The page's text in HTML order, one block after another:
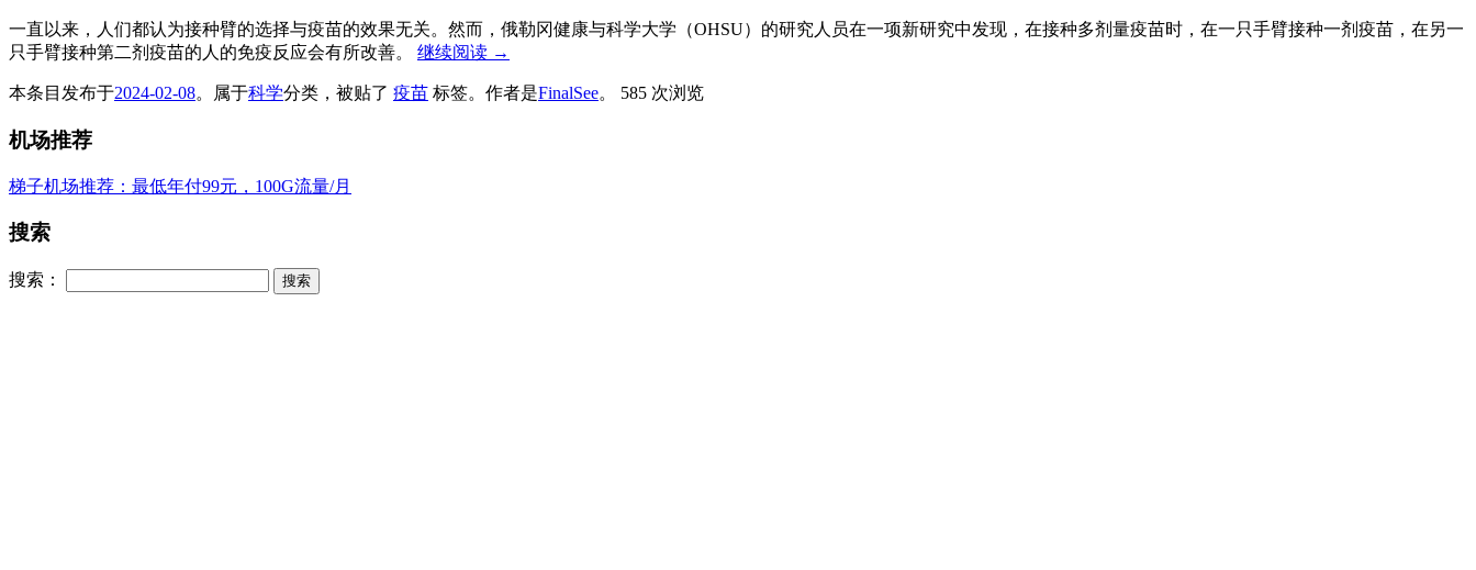
一直以来，人们都认为接种臂的选择与疫苗的效果无关。然而，俄勒冈健康与科学大学（OHSU）的研究人员在一项新研究中发现，在接种多剂量疫苗时，在一只手臂接种一剂疫苗，在另一
只手臂接种第二剂疫苗的人的免疫反应会有所改善。 继续阅读 →
本条目发布于2024-02-08。属于科学分类，被贴了 疫苗 标签。 作者是FinalSee。 585 次浏览
机场推荐
梯子机场推荐：最低年付99元，100G流量/月
搜索
搜索：